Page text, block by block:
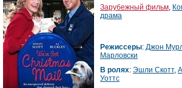
Зарубежный фильм,
драма
Режиссеры: Джон
Марловски
В ролях: Эшли Скотт,
Уоттс